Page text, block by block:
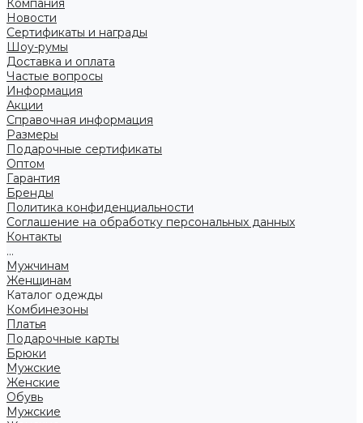
Компания
Новости
Сертификаты и награды
Шоу-румы
Доставка и оплата
Частые вопросы
Информация
Акции
Справочная информация
Размеры
Подарочные сертификаты
Оптом
Гарантия
Бренды
Политика конфиденциальности
Соглашение на обработку персональных данных
Контакты
...
Мужчинам
Женщинам
Каталог одежды
Комбинезоны
Платья
Подарочные карты
Брюки
Мужские
Женские
Обувь
Мужские